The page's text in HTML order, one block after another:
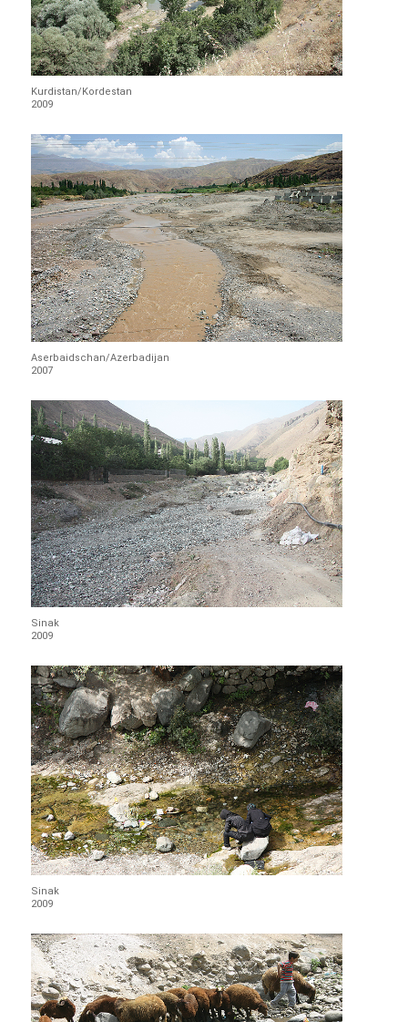
Kurdistan/Kordestan
2009
Aserbaidschan/Azerbadijan
2007
Sinak
2009
Sinak
2009